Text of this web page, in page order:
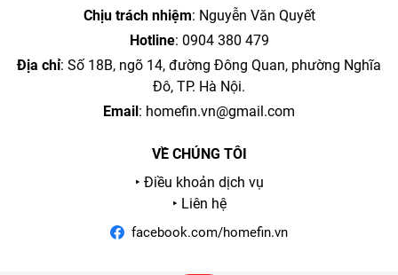
Chịu trách nhiệm: Nguyễn Văn Quyết
Hotline: 0904 380 479
Địa chỉ: Số 18B, ngõ 14, đường Đông Quan, phường Nghĩa
Đô, TP. Hà Nội.
Email: homefin.vn@gmail.com
VỀ CHÚNG TÔI
‣ Điều khoản dịch vụ
‣ Liên hệ
facebook.com/homefin.vn